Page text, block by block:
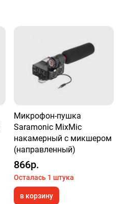
Микрофон-пушка
Saramonic MixMic
накамерный с микшером
(направленный)
866р.
Осталась 1 штука
в корзину